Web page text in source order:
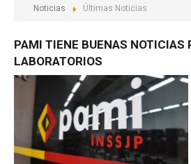
CONTACTO
Noticias Últimas Noticias
PAMI TIENE BUENAS NOTICIAS
LABORATORIOS